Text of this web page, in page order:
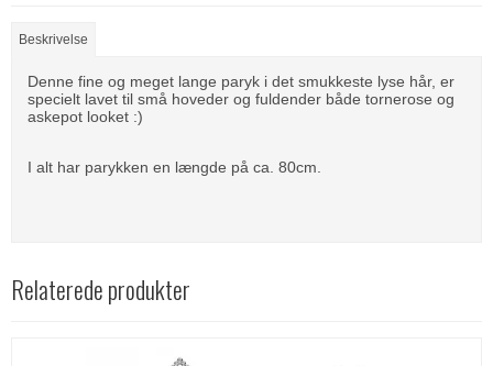
Beskrivelse
Denne fine og meget lange paryk i det smukkeste lyse hår, er
specielt lavet til små hoveder og fuldender både tornerose og
askepot looket :)
I alt har parykken en længde på ca. 80cm.
Relaterede produkter